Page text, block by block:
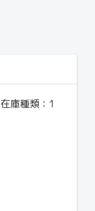
在庫種類： 1